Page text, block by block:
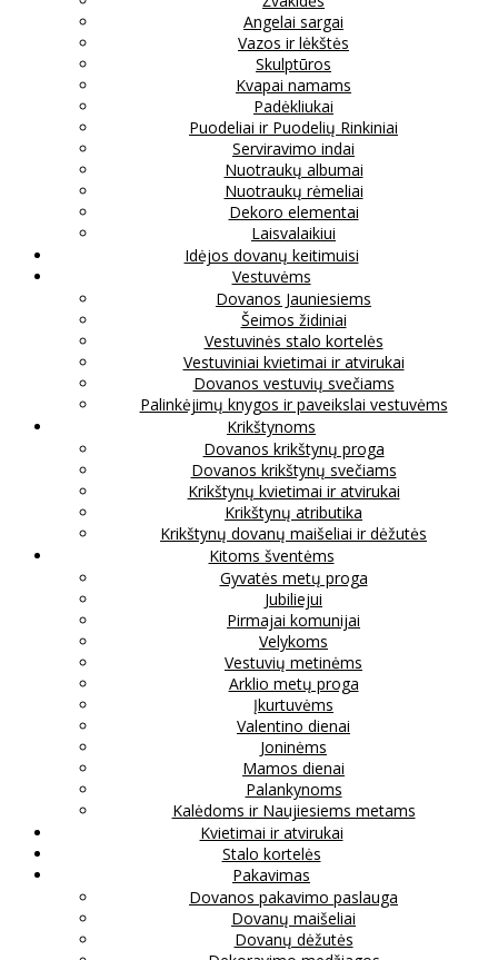
Angelai sargai
Vazos ir lėkštės
Skulptūros
Kvapai namams
Padėkliukai
Puodeliai ir Puodelių Rinkiniai
Serviravimo indai
Nuotraukų albumai
Nuotraukų rėmeliai
Dekoro elementai
Laisvalaikiui
Idėjos dovanų keitimuisi
Vestuvėms
Dovanos Jauniesiems
Šeimos židiniai
Vestuvinės stalo kortelės
Vestuviniai kvietimai ir atvirukai
Dovanos vestuvių svečiams
Palinkėjimų knygos ir paveikslai vestuvėms
Krikštynoms
Dovanos krikštynų proga
Dovanos krikštynų svečiams
Krikštynų kvietimai ir atvirukai
Krikštynų atributika
Krikštynų dovanų maišeliai ir dėžutės
Kitoms šventėms
Gyvatės metų proga
Jubiliejui
Pirmajai komunijai
Velykoms
Vestuvių metinėms
Arklio metų proga
Įkurtuvėms
Valentino dienai
Joninėms
Mamos dienai
Palankynoms
Kalėdoms ir Naujiesiems metams
Kvietimai ir atvirukai
Stalo kortelės
Pakavimas
Dovanos pakavimo paslauga
Dovanų maišeliai
Dovanų dėžutės